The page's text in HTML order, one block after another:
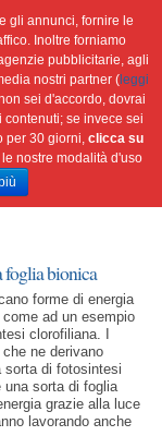
e società
Libri
foglia bionica
forme di energia
ad un esempio
clorofiliana. I
ne derivano
sorta di fotosintesi
una sorta di foglia
grazie alla luce
lavorando anche
gli annunci, fornire le
Inoltre forniamo
pubblicitarie, agli
nostri partner ( leggi
sei d'accordo, dovrai
se invece sei
per 30 giorni, clicca su
nostre modalità d'uso